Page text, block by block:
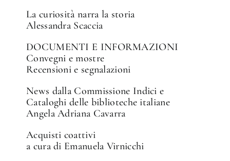
La curiosità narra la storia
Alessandra Scaccia
DOCUMENTI E INFORMAZIONI
Convegni e mostre
Recensioni e segnalazioni
News dalla Commissione Indici e
Cataloghi delle biblioteche italiane
Angela Adriana Cavarra
Acquisti coattivi
a cura di Emanuela Virnicchi